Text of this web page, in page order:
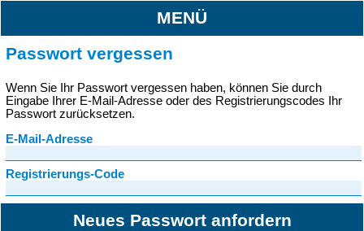
MENÜ
Passwort vergessen
Wenn Sie Ihr Passwort vergessen haben, können Sie durch
Eingabe Ihrer E-Mail-Adresse oder des Registrierungscodes Ihr
Passwort zurücksetzen.
E-Mail-Adresse
Registrierungs-Code
Neues Passwort anfordern